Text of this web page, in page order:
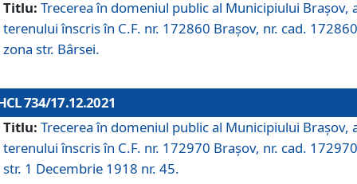
Titlu: Trecerea în domeniul public al Municipiului Braşov,
terenului înscris în C.F. nr. 172860 Brașov, nr. cad.
zona str. Bârsei.
734/17.12.2021
Titlu: Trecerea în domeniul public al Municipiului Braşov,
terenului înscris în C.F. nr. 172970 Brașov, nr. cad.
str. 1 Decembrie 1918 nr. 45.